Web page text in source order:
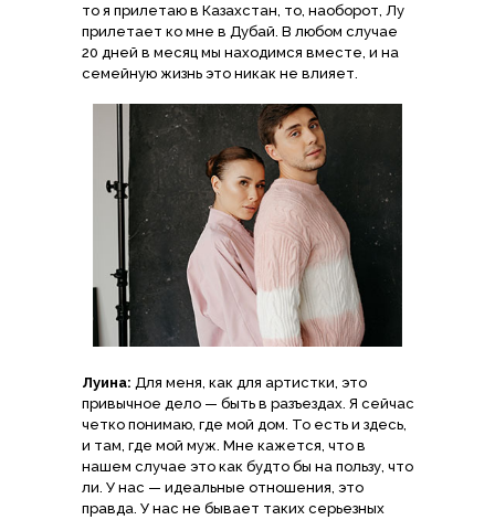
то я прилетаю в Казахстан, то, наоборот, Лу
прилетает ко мне в Дубай. В любом случае
20 дней в месяц мы находимся вместе, и на
семейную жизнь это никак не влияет.
Луина: Для меня, как для артистки, это
привычное дело — быть в разъездах. Я сейчас
четко понимаю, где мой дом. То есть и здесь,
и там, где мой муж. Мне кажется, что в
нашем случае это как будто бы на пользу, что
ли. У нас — идеальные отношения, это
правда. У нас не бывает таких серьезных